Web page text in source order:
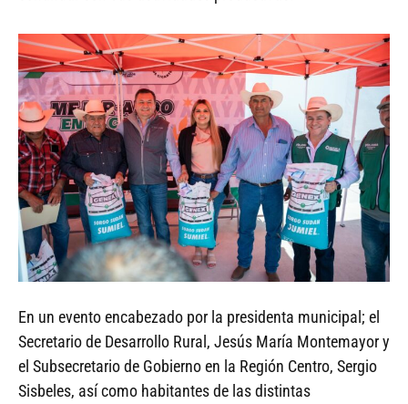
En un evento encabezado por la presidenta municipal; el
Secretario de Desarrollo Rural, Jesús María Montemayor y
el Subsecretario de Gobierno en la Región Centro, Sergio
Sisbeles, así como habitantes de las distintas